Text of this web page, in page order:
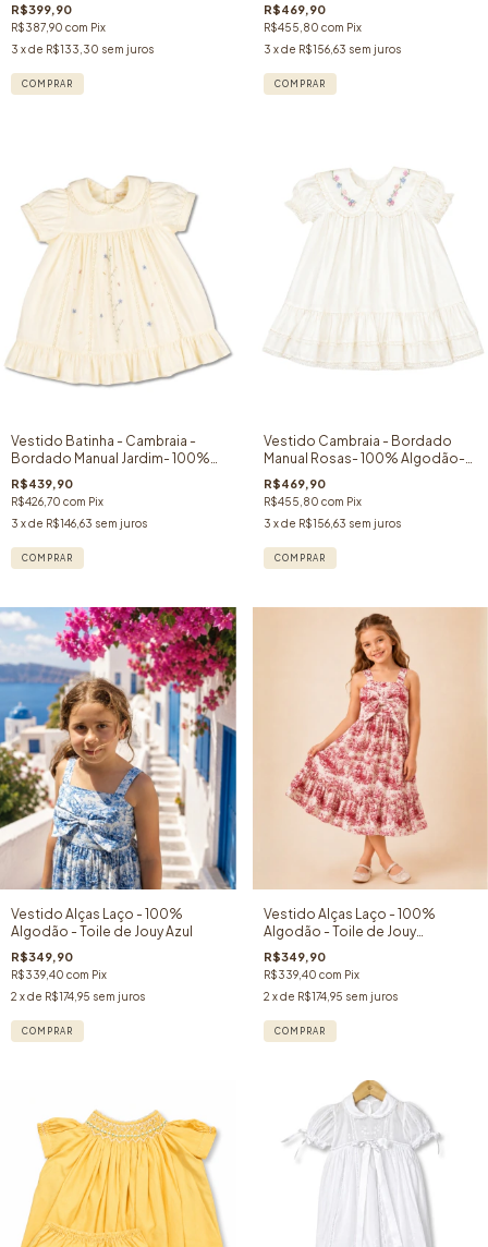
R$399,90
R$387,90 com Pix
3 x de R$133,30 sem juros
COMPRAR
R$469,90
R$455,80 com Pix
3 x de R$156,63 sem juros
COMPRAR
Vestido Batinha - Cambraia -
Bordado Manual Jardim- 100%
Algodão- Creme
R$439,90
R$426,70 com Pix
3 x de R$146,63 sem juros
COMPRAR
Vestido Cambraia - Bordado
Manual Rosas- 100% Algodão-
Off White
R$469,90
R$455,80 com Pix
3 x de R$156,63 sem juros
COMPRAR
Vestido Alças Laço - 100%
Algodão - Toile de Jouy Azul
R$349,90
R$339,40 com Pix
2 x de R$174,95 sem juros
COMPRAR
Vestido Alças Laço - 100%
Algodão - Toile de Jouy
Vermelho
R$349,90
R$339,40 com Pix
2 x de R$174,95 sem juros
COMPRAR